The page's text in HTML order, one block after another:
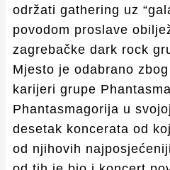
održati gathering uz
povodom proslave
zagrebačke dark rock
Mjesto je odabrano
karijeri grupe
Phantasmagorija u
desetak koncerata od
od njihovih